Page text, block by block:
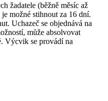
žadatele (běžně měsíc až
možné stihnout za 16 dní.
Uchazeč se objednává na
může absolvovat
Výcvik se provádí na